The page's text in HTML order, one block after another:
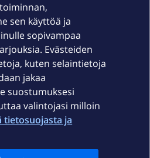
sen käyttöä ja
sopivampaa
Evästeiden
kuten selaintietoja
jakaa
suostumuksesi
valintojasi milloin
tietosuojasta ja